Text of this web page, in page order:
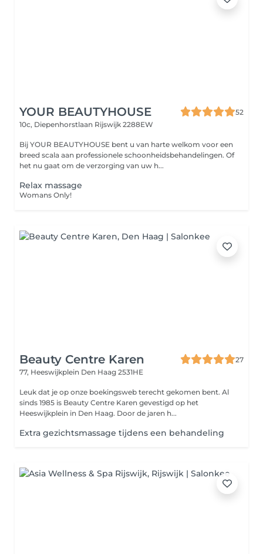
YOUR BEAUTYHOUSE
52
10c, Diepenhorstlaan Rijswijk 2288EW
Bij YOUR BEAUTYHOUSE bent u van harte welkom voor een
breed scala aan professionele schoonheidsbehandelingen. Of
het nu gaat om de verzorging van uw h...
Relax massage
Womans Only!
Beauty Centre Karen
27
77, Heeswijkplein Den Haag 2531HE
Leuk dat je op onze boekingsweb terecht gekomen bent. Al
sinds 1985 is Beauty Centre Karen gevestigd op het
Heeswijkplein in Den Haag. Door de jaren h...
Extra gezichtsmassage tijdens een behandeling